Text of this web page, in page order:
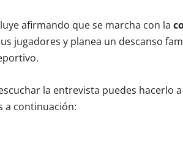
afirmando que se marcha con la
jugadores y planea un descanso
la entrevista puedes hacerlo
a continuación: